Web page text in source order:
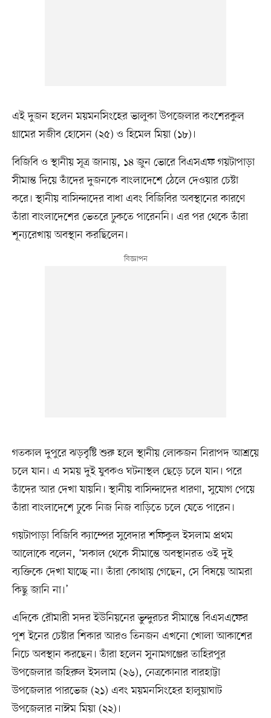
এই দুজন হলেন ময়মনসিংহের ভালুকা উপজেলার কংশেরকুল
গ্রামের সজীব হোসেন (২৫) ও হিমেল মিয়া (১৮)।
বিজিবি ও স্থানীয় সূত্র জানায়, ১৪ জুন ভোরে বিএসএফ গয়টাপাড়া
সীমান্ত দিয়ে তাঁদের দুজনকে বাংলাদেশে ঠেলে দেওয়ার চেষ্টা
করে। স্থানীয় বাসিন্দাদের বাধা এবং বিজিবির অবস্থানের কারণে
তাঁরা বাংলাদেশের ভেতরে ঢুকতে পারেননি। এর পর থেকে তাঁরা
শূন্যরেখায় অবস্থান করছিলেন।
গতকাল দুপুরে ঝড়বৃষ্টি শুরু হলে স্থানীয় লোকজন নিরাপদ আশ্রয়ে
চলে যান। এ সময় দুই যুবকও ঘটনাস্থল ছেড়ে চলে যান। পরে
তাঁদের আর দেখা যায়নি। স্থানীয় বাসিন্দাদের ধারণা, সুযোগ পেয়ে
তাঁরা বাংলাদেশে ঢুকে নিজ নিজ বাড়িতে চলে যেতে পারেন।
গয়টাপাড়া বিজিবি ক্যাম্পের সুবেদার শফিকুল ইসলাম প্রথম
আলোকে বলেন, ‘সকাল থেকে সীমান্তে অবস্থানরত ওই দুই
ব্যক্তিকে দেখা যাচ্ছে না। তাঁরা কোথায় গেছেন, সে বিষয়ে আমরা
কিছু জানি না।’
এদিকে রৌমারী সদর ইউনিয়নের ভুন্দুরচর সীমান্তে বিএসএফের
পুশ ইনের চেষ্টার শিকার আরও তিনজন এখনো খোলা আকাশের
নিচে অবস্থান করছেন। তাঁরা হলেন সুনামগঞ্জের তাহিরপুর
উপজেলার জহিরুল ইসলাম (২৬), নেত্রকোনার বারহাট্টা
উপজেলার পারভেজ (২১) এবং ময়মনসিংহের হালুয়াঘাট
উপজেলার নাঈম মিয়া (২২)।